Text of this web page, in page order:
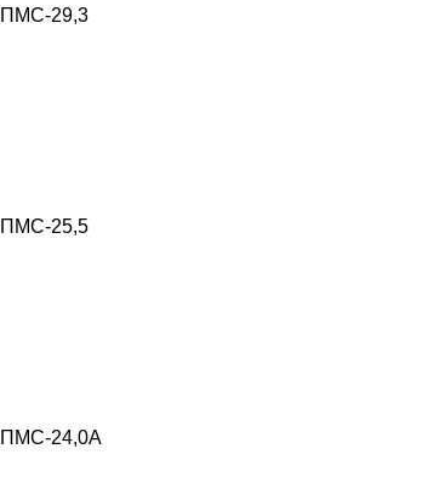
ПМС-29,3
ПМС-25,5
ПМС-24,0А